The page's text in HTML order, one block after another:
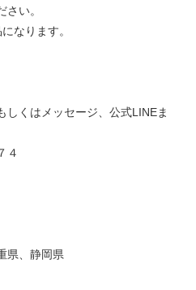
い。
なります。
しくはメッセージ、公式LINEま
４
県、静岡県